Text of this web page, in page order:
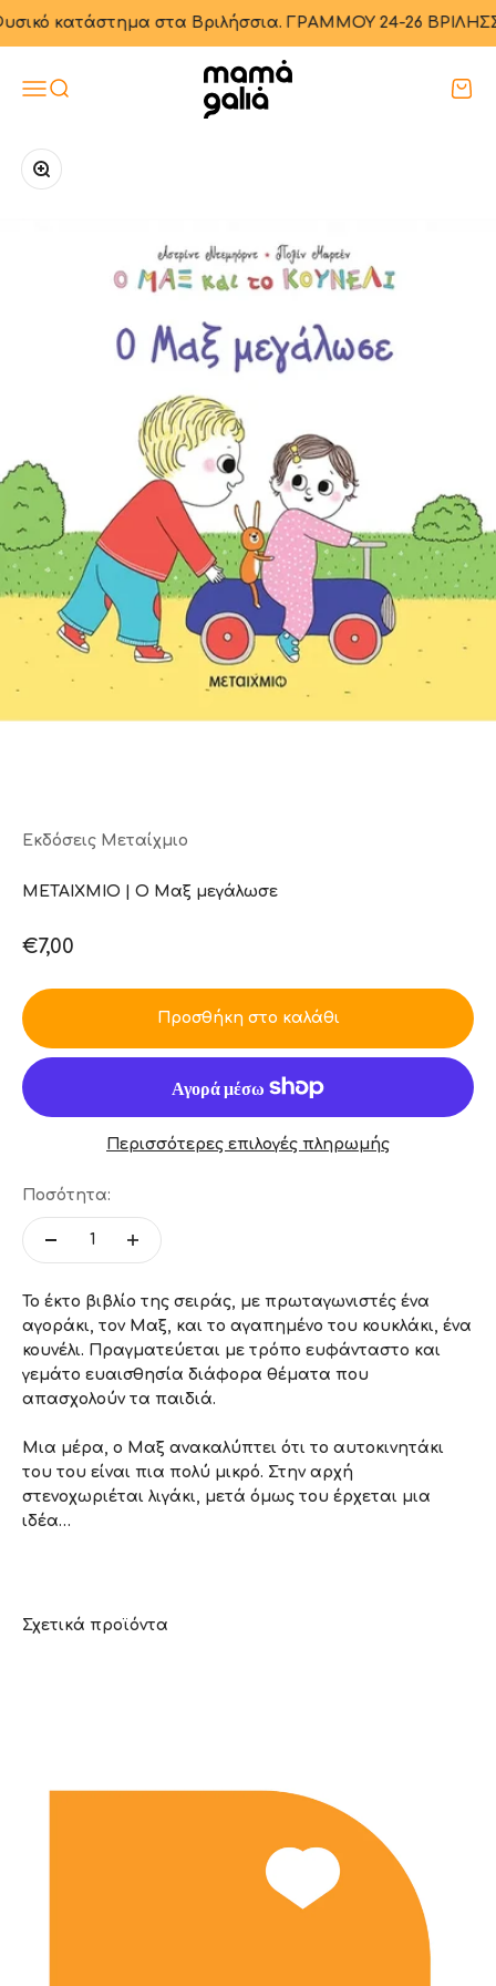
Μετάβαση στο περιεχόμενο
κατάστημα στα Βριλήσσια. ΓΡΑΜΜΟΥ 24-26 ΒΡΙΛΗΣΣΙΑ.
ΜενούΑναζήτηση
Mama Galia
Μεγέθυνση
Εκδόσεις Μεταίχμιο
ΜΕΤΑΙΧΜΙΟ | Ο Μαξ μεγάλωσε
Τιμή πώλησης
€7,00
Προσθήκη στο καλάθι
Περισσότερες επιλογές πληρωμής
Ποσότητα:
Το έκτο βιβλίο της σειράς, με πρωταγωνιστές ένα
αγοράκι, τον Μαξ, και το αγαπημένο του κουκλάκι, ένα
κουνέλι. Πραγματεύεται με τρόπο ευφάνταστο και
γεμάτο ευαισθησία διάφορα θέματα που
απασχολούν τα παιδιά.
Μια μέρα, ο Μαξ ανακαλύπτει ότι το αυτοκινητάκι
του του είναι πια πολύ μικρό. Στην αρχή
στενοχωριέται λιγάκι, μετά όμως του έρχεται μια
ιδέα…